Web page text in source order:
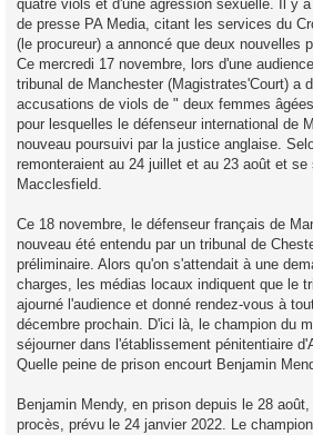
quatre viols et d'une agression sexuelle. Il y
de presse PA Media, citant les services du
(le procureur) a annoncé que deux nouvelles
Ce mercredi 17 novembre, lors d'une
tribunal de Manchester (Magistrates'Court) a
accusations de viols de " deux femmes
pour lesquelles le défenseur international de
nouveau poursuivi par la justice anglaise.
remonteraient au 24 juillet et au 23 août et se
Macclesfield.
Ce 18 novembre, le défenseur français de
nouveau été entendu par un tribunal de
préliminaire. Alors qu'on s'attendait à une
charges, les médias locaux indiquent que le
ajourné l'audience et donné rendez-vous à
décembre prochain. D'ici là, le champion du
séjourner dans l'établissement pénitentiaire
Quelle peine de prison encourt Benjamin
Benjamin Mendy, en prison depuis le 28
procès, prévu le 24 janvier 2022. Le